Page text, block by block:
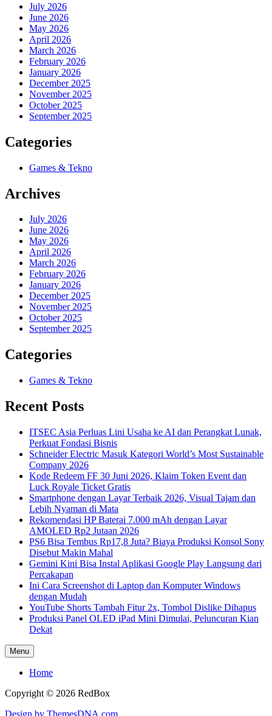
July 2026
June 2026
May 2026
April 2026
March 2026
February 2026
January 2026
December 2025
November 2025
October 2025
September 2025
Categories
Games & Tekno
Archives
July 2026
June 2026
May 2026
April 2026
March 2026
February 2026
January 2026
December 2025
November 2025
October 2025
September 2025
Categories
Games & Tekno
Recent Posts
ITSEC Asia Perluas Lini Usaha ke AI dan Perangkat Lunak,
Perkuat Fondasi Bisnis
Schneider Electric Masuk Kategori World’s Most Sustainable
Company 2026
Kode Redeem FF 30 Juni 2026, Klaim Token Event dan
Luck Royale Ticket Gratis
Smartphone dengan Layar Terbaik 2026, Visual Tajam dan
Lebih Nyaman di Mata
Rekomendasi HP Baterai 7.000 mAh dengan Layar
AMOLED Rp2 Jutaan 2026
PS6 Bisa Tembus Rp17,8 Juta? Biaya Produksi Konsol Sony
Disebut Makin Mahal
Gemini Kini Bisa Instal Aplikasi Google Play Langsung dari
Percakapan
Ini Cara Screenshot di Laptop dan Komputer Windows
dengan Mudah
YouTube Shorts Tambah Fitur 2x, Tombol Dislike Dihapus
Produksi Panel OLED iPad Mini Dimulai, Peluncuran Kian
Dekat
Menu
Home
Copyright © 2026 RedBox
Design by ThemesDNA.com